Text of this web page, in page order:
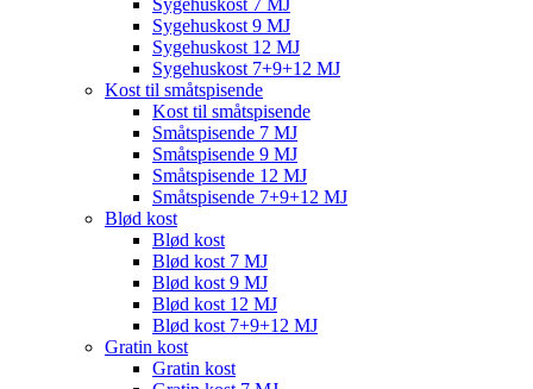
Sygehuskost 7 MJ
Sygehuskost 9 MJ
Sygehuskost 12 MJ
Sygehuskost 7+9+12 MJ
Kost til småtspisende
Kost til småtspisende
Småtspisende 7 MJ
Småtspisende 9 MJ
Småtspisende 12 MJ
Småtspisende 7+9+12 MJ
Blød kost
Blød kost
Blød kost 7 MJ
Blød kost 9 MJ
Blød kost 12 MJ
Blød kost 7+9+12 MJ
Gratin kost
Gratin kost